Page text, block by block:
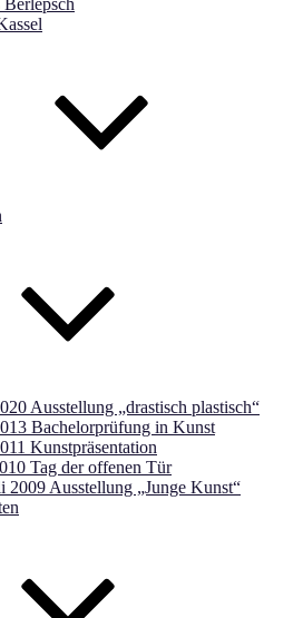
Berlepsch
Ausstellung „drastisch plastisch“
Bachelorprüfung in Kunst
Kunstpräsentation
Tag der offenen Tür
2009 Ausstellung „Junge Kunst“